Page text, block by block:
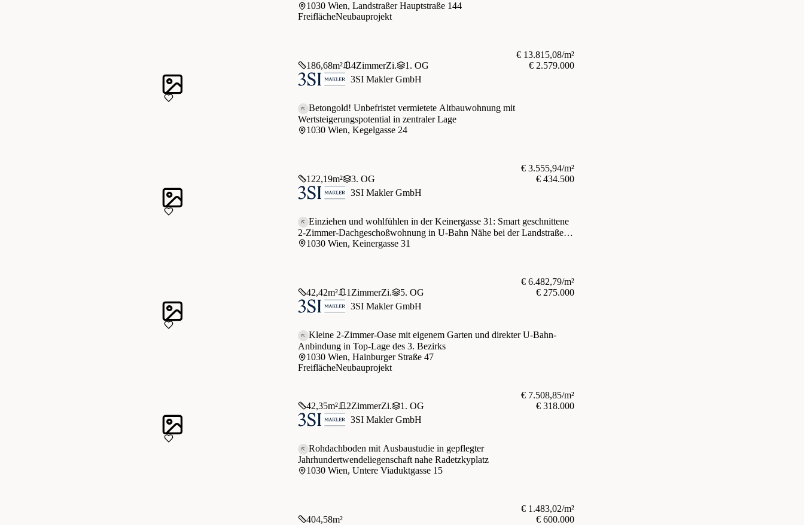
1030 Wien, Landstraßer Hauptstraße 144
FreiflächeNeubauprojekt
186,68m² 4ZimmerZi. 1. OG
€ 13.815,08/m²
€ 2.579.000
Betongold! Unbefristet vermietete Altbauwohnung mit
Wertsteigerungspotential in zentraler Lage
1030 Wien, Kegelgasse 24
122,19m² 3. OG
€ 3.555,94/m²
€ 434.500
3SI Makler GmbH
Einziehen und wohlfühlen in der Keinergasse 31: Smart geschnittene
2-Zimmer-Dachgeschoßwohnung in U-Bahn Nähe bei der Landstraßer
Hauptstraße
1030 Wien, Keinergasse 31
42,42m² 1 ZimmerZi. 5. OG
€ 6.482,79/m²
€ 275.000
3SI Makler GmbH
Kleine 2-Zimmer-Oase mit eigenem Garten und direkter U-Bahn-
Anbindung in Top-Lage des 3. Bezirks
1030 Wien, Hainburger Straße 47
FreiflächeNeubauprojekt
42,35m² 2ZimmerZi. 1. OG
€ 7.508,85/m²
€ 318.000
3SI Makler GmbH
Rohdachboden mit Ausbaustudie in gepflegter
Jahrhundertwendeliegenschaft nahe Radetzkyplatz
1030 Wien, Untere Viaduktgasse 15
404,58m²
€ 1.483,02/m²
€ 600.000
3SI Makler GmbH